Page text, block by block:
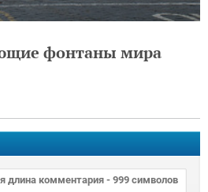
фонтаны мира